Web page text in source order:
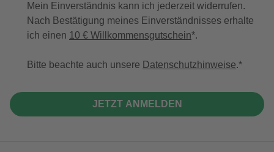
Mein Einverständnis kann ich jederzeit widerrufen.
Nach Bestätigung meines Einverständnisses erhalte
ich einen 10 € Willkommensgutschein*.
Bitte beachte auch unsere Datenschutzhinweise.
JETZT ANMELDEN